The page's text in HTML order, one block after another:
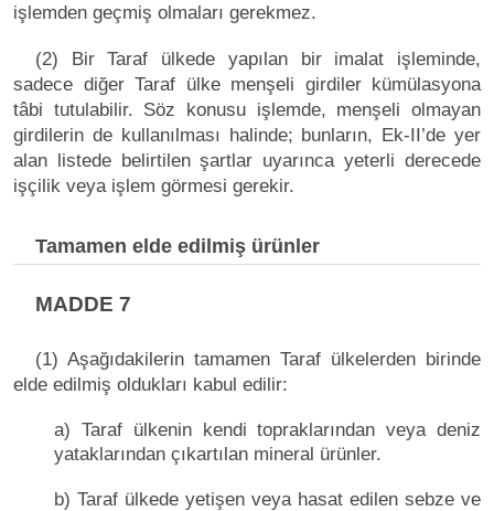
işlemden geçmiş olmaları gerekmez.
(2) Bir Taraf ülkede yapılan bir imalat işleminde,
sadece diğer Taraf ülke menşeli girdiler kümülasyona
tâbi tutulabilir. Söz konusu işlemde, menşeli olmayan
girdilerin de kullanılması halinde; bunların, Ek-II’de yer
alan listede belirtilen şartlar uyarınca yeterli derecede
işçilik veya işlem görmesi gerekir.
Tamamen elde edilmiş ürünler
MADDE 7
(1) Aşağıdakilerin tamamen Taraf ülkelerden birinde
elde edilmiş oldukları kabul edilir:
a) Taraf ülkenin kendi topraklarından veya deniz
yataklarından çıkartılan mineral ürünler.
b) Taraf ülkede yetişen veya hasat edilen sebze ve